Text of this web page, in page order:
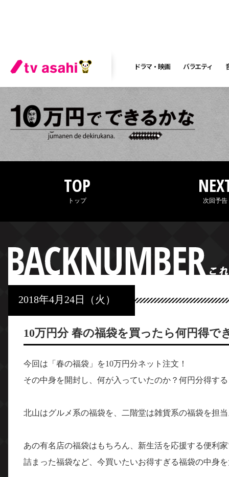
ドラマ・映画 バラエティ
TOP
トップ 次回予告
2018年4月24日（火）
10万円分 春の福袋を買ったら何円得で
今回は「春の福袋」を10万円分ネット注文！
その中身を開封し、何が入っていたのか？何円分得す
北山はグルメ系の福袋を、二階堂は雑貨系の福袋を担
あの有名店の福袋はもちろん、新生活を応援する便利
詰まった福袋など、今買いたいお得すぎる福袋の中身